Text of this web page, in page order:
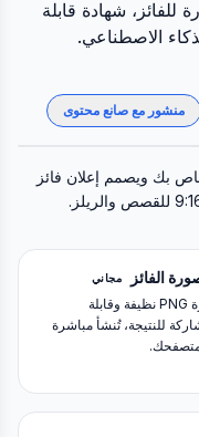
شهادة قابلة
الاصطناعي.
منشور مع صانع محتوى
المنشور الأصلي
بك ويصمم إعلان فائز
الفائز مجاني
صورة PNG نظيفة وقابلة
للنتيجة، تُنشأ مباشرة